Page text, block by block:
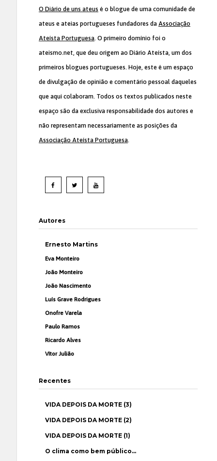
O Diário de uns ateus é o blogue de uma comunidade de
ateus e ateias portugueses fundadores da Associação
Ateísta Portuguesa. O primeiro domínio foi o
ateismo.net, que deu origem ao Diário Ateísta, um dos
primeiros blogues portugueses. Hoje, este é um espaço
de divulgação de opinião e comentário pessoal daqueles
que aqui colaboram. Todos os textos publicados neste
espaço são da exclusiva responsabilidade dos autores e
não representam necessariamente as posições da
Associação Ateísta Portuguesa.
Autores
Ernesto Martins
Eva Monteiro
João Monteiro
João Nascimento
Luís Grave Rodrigues
Onofre Varela
Paulo Ramos
Ricardo Alves
Vítor Julião
Recentes
VIDA DEPOIS DA MORTE (3)
VIDA DEPOIS DA MORTE (2)
VIDA DEPOIS DA MORTE (1)
O clima como bem público…